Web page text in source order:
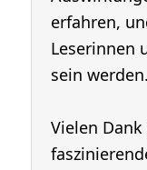
erfahren,
Leserinnen
sein werden.
Vielen